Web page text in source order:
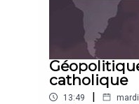
catholique
13:49 |